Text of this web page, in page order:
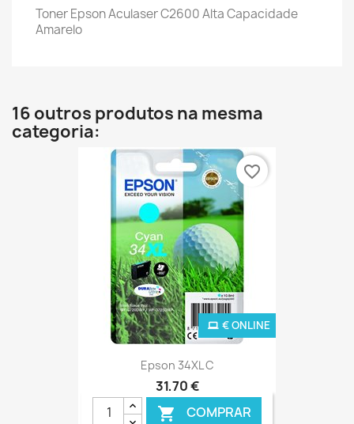
Toner Epson Aculaser C2600 Alta Capacidade
Amarelo
16 outros produtos na mesma
categoria:
Epson 34XL C
31,70 €
 COMPRAR
€ ONLINE
favorite_border